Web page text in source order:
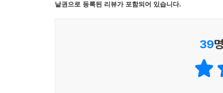
담다 보면 “페이지를 넘길 때마다 체크인 하는 기
안쪽에는 22곳 호텔의 객실 평면도가 한눈에 드
된다는 저자의 말에서 새로운 공간을 즐기고 몰두
낱권으로 등록된 리뷰가 포함되어 있습니다.
39